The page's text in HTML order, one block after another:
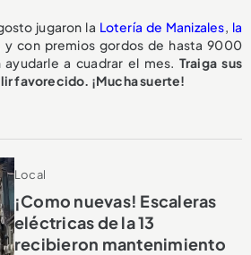
jugaron la Lotería de Manizales, la
y con premios gordos de hasta 9000
a cuadrar el mes. Traiga sus
favorecido. ¡Mucha suerte!
Local
¡Como nuevas! Escaleras
eléctricas de la 13
recibieron mantenimiento